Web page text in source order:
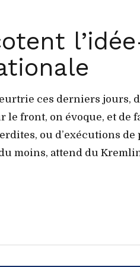
ces derniers jours,
front, on évoque, et de
ou d’exécutions
moins, attend du